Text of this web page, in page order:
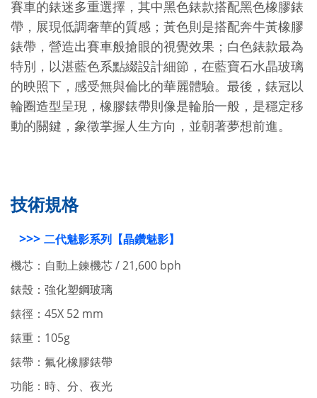
賽車的錶迷多重選擇，其中黑色錶款搭配黑色橡膠錶
帶，展現低調奢華的質感；黃色則是搭配奔牛黃橡膠
錶帶，營造出賽車般搶眼的視覺效果；白色錶款最為
特別，以湛藍色系點綴設計細節，在藍寶石水晶玻璃
的映照下，感受無與倫比的華麗體驗。 最後，錶冠以
輪圈造型呈現，橡膠錶帶則像是輪胎一般，是穩定移
動的關鍵，象徵掌握人生方向，並朝著夢想前進 。
技術規格
>>> 二代魅影系列【晶鑽魅影】
機芯：自動上鍊機芯 / 21,600 bph
錶殼：強化塑鋼玻璃
錶徑：45X 52 mm
錶重：105g
錶帶：氟化橡膠錶帶
功能：時、分、 夜光